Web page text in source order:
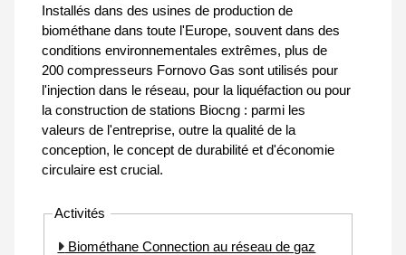
Installés dans des usines de production de
biométhane dans toute l'Europe, souvent dans des
conditions environnementales extrêmes, plus de
200 compresseurs Fornovo Gas sont utilisés pour
l'injection dans le réseau, pour la liquéfaction ou pour
la construction de stations Biocng : parmi les
valeurs de l'entreprise, outre la qualité de la
conception, le concept de durabilité et d'économie
circulaire est crucial.
Activités
Biométhane Connection au réseau de gaz